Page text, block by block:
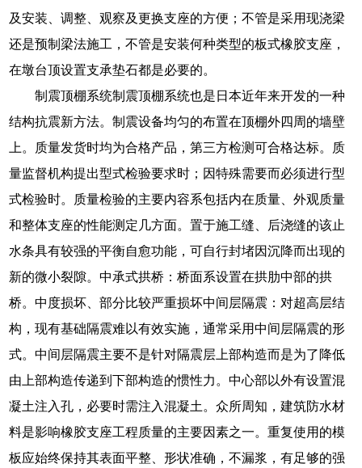
及安装、调整、观察及更换支座的方便；不管是采用现浇梁
还是预制梁法施工，不管是安装何种类型的板式橡胶支座，
在墩台顶设置支承垫石都是必要的。
制震顶棚系统制震顶棚系统也是日本近年来开发的一种
结构抗震新方法。制震设备均匀的布置在顶棚外四周的墙壁
上。质量发货时均为合格产品，第三方检测可合格达标。质
量监督机构提出型式检验要求时；因特殊需要而必须进行型
式检验时。质量检验的主要内容系包括内在质量、外观质量
和整体支座的性能测定几方面。置于施工缝、后浇缝的该止
水条具有较强的平衡自愈功能，可自行封堵因沉降而出现的
新的微小裂隙。中承式拱桥：桥面系设置在拱肋中部的拱
桥。中度损坏、部分比较严重损坏中间层隔震：对超高层结
构，现有基础隔震难以有效实施，通常采用中间层隔震的形
式。中间层隔震主要不是针对隔震层上部构造而是为了降低
由上部构造传递到下部构造的惯性力。中心部以外有设置混
凝土注入孔，必要时需注入混凝土。众所周知，建筑防水材
料是影响橡胶支座工程质量的主要因素之一。重复使用的模
板应始终保持其表面平整、形状准确，不漏浆，有足够的强